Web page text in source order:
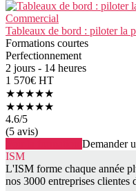
Commercial
Tableaux de bord : piloter la
Formations courtes
Perfectionnement
2 jours - 14 heures
1 570€ HT
★★★★★
★★★★★
4.6/5
(5 avis)
Demander
ISM
L'ISM forme chaque année
nos 3000 entreprises clientes